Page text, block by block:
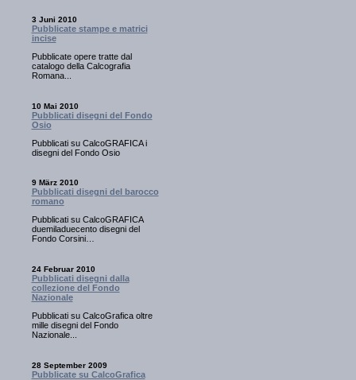
3 Juni 2010
Pubblicate stampe e matrici
incise
Pubblicate opere tratte dal
catalogo della Calcografia
Romana...
10 Mai 2010
Pubblicati disegni del Fondo
Osio
Pubblicati su CalcoGRAFICA i
disegni del Fondo Osio
9 März 2010
Pubblicati disegni del barocco
romano
Pubblicati su CalcoGRAFICA
duemiladuecento disegni del
Fondo Corsini…
24 Februar 2010
Pubblicati disegni dalla
collezione del Fondo
Nazionale
Pubblicati su CalcoGrafica oltre
mille disegni del Fondo
Nazionale...
28 September 2009
Pubblicate su CalcoGrafica